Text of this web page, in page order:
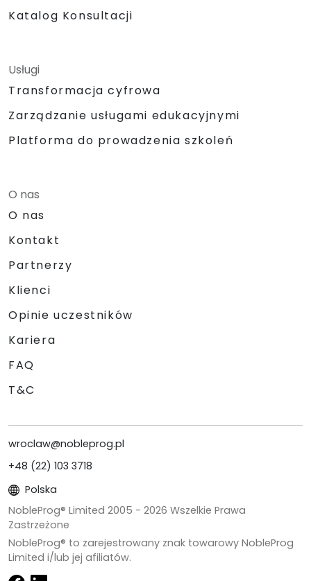
Katalog Konsultacji
Usługi
Transformacja cyfrowa
Zarządzanie usługami edukacyjnymi
Platforma do prowadzenia szkoleń
O nas
O nas
Kontakt
Partnerzy
Klienci
Opinie uczestników
Kariera
FAQ
T&C
wroclaw@nobleprog.pl
+48 (22) 103 3718
Polska
NobleProg® Limited 2005 - 2026 Wszelkie Prawa
Zastrzeżone
NobleProg® to zarejestrowany znak towarowy NobleProg
Limited i/lub jej afiliatów.